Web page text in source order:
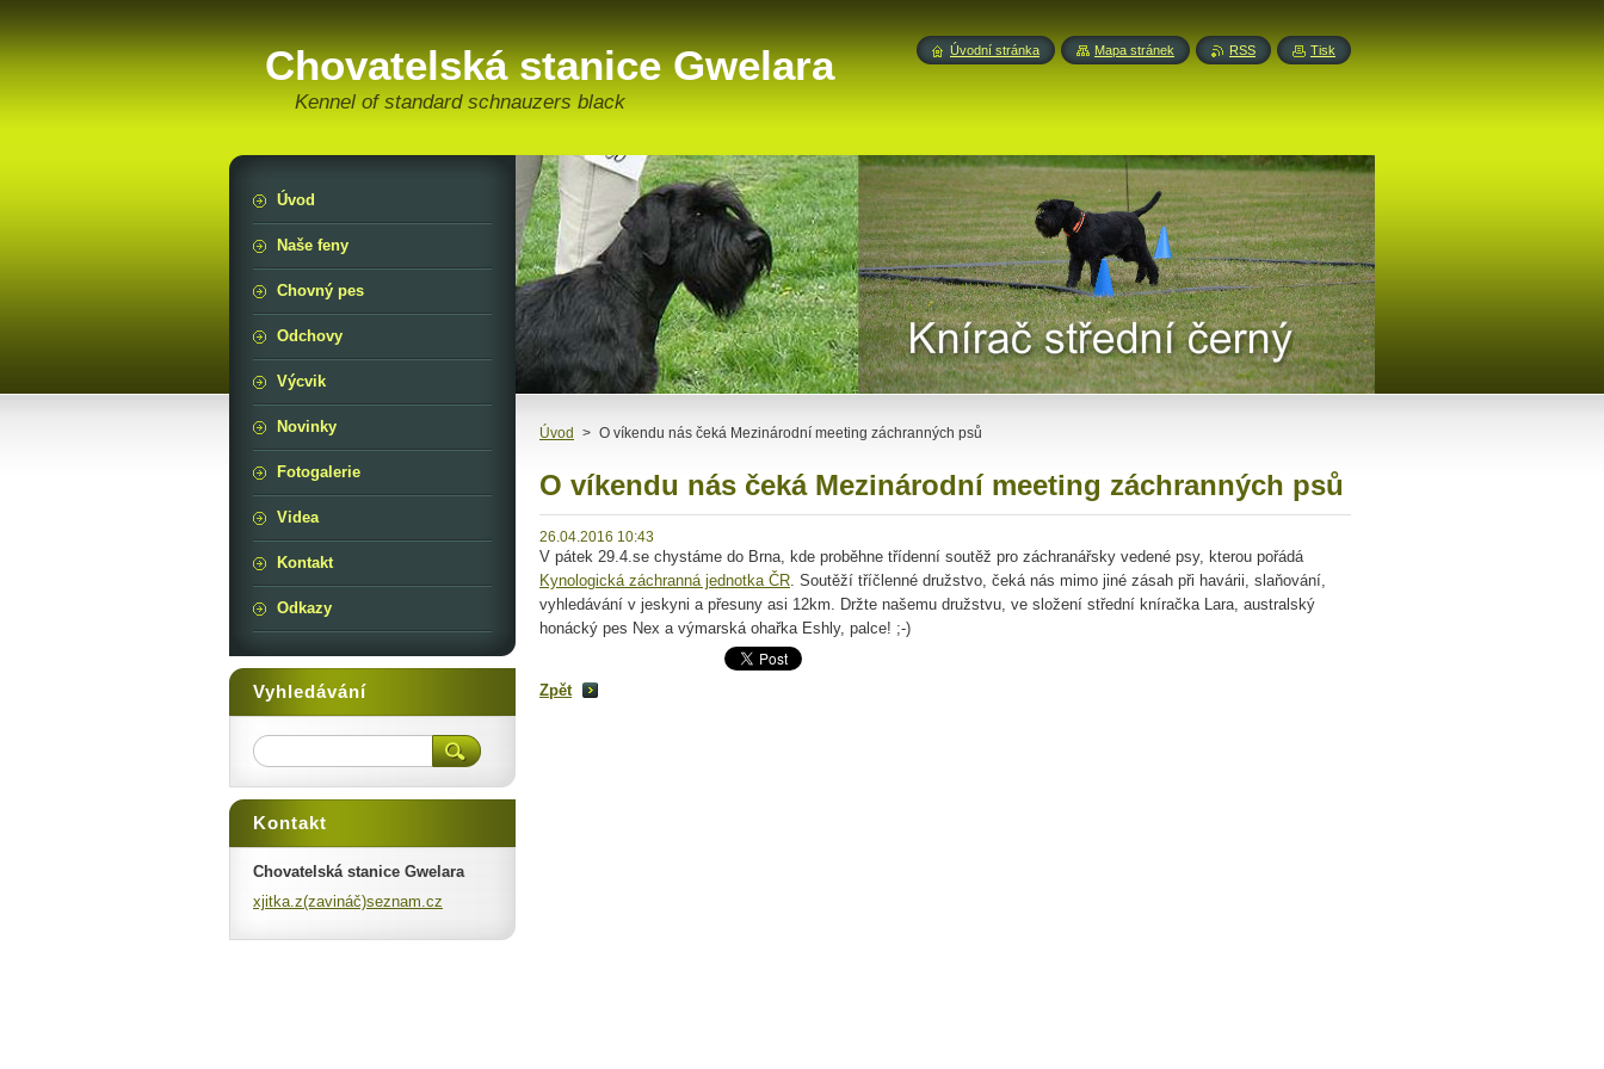
Chovatelská stanice Gwelara
Kennel of standard schnauzers black
Úvod > O víkendu nás čeká Mezinárodní meeting záchranných psů
O víkendu nás čeká Mezinárodní meeting záchranných psů
26.04.2016 10:43
V pátek 29.4.se chystáme do Brna, kde proběhne třídenní soutěž pro záchranářsky vedené psy, kterou pořádá
Kynologická záchranná jednotka ČR. Soutěží tříčlenné družstvo, čeká nás mimo jiné zásah při havárii, slaňování,
vyhledávání v jeskyni a přesuny asi 12km. Držte našemu družstvu, ve složení střední kníračka Lara, australský
honácký pes Nex a výmarská ohařka Eshly, palce! ;-)
Zpět
Úvod
Naše feny
Chovný pes
Odchovy
Výcvik
Novinky
Fotogalerie
Videa
Kontakt
Odkazy
Vyhledávání
Kontakt
Chovatelská stanice Gwelara
xjitka.z(zavináč)seznam.cz
Úvodní stránka Mapa stránek RSS Tisk